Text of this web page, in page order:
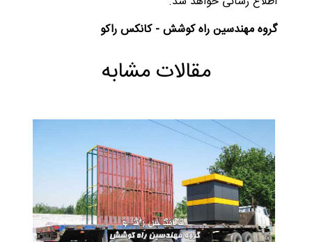
گروه مهندسین راه کوشش - کانکس راکو
مقالات مشابه